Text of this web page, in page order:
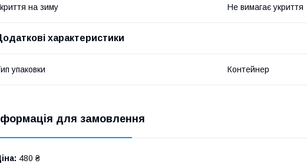
на зиму Не вимагає укриття
характеристики
упаковки Контейнер
для замовлення
480 ₴